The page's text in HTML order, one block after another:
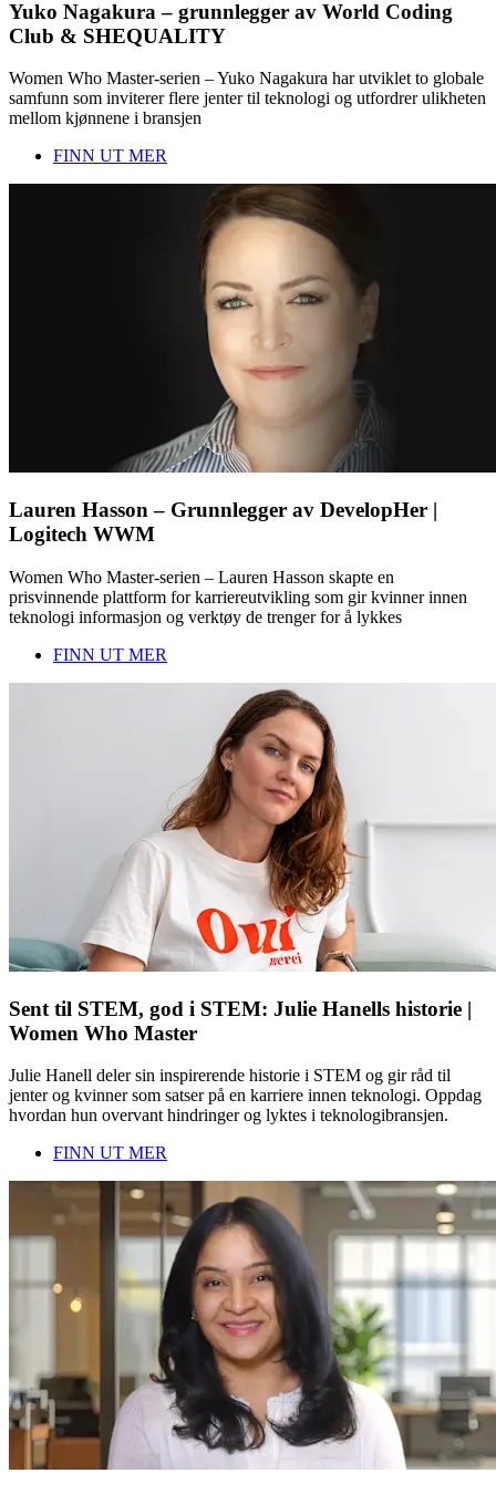
Yuko Nagakura – grunnlegger av World Coding
Club & SHEQUALITY
Women Who Master-serien – Yuko Nagakura har utviklet to globale
samfunn som inviterer flere jenter til teknologi og utfordrer ulikheten
mellom kjønnene i bransjen
FINN UT MER
Lauren Hasson – Grunnlegger av DevelopHer |
Logitech WWM
Women Who Master-serien – Lauren Hasson skapte en
prisvinnende plattform for karriereutvikling som gir kvinner innen
teknologi informasjon og verktøy de trenger for å lykkes
FINN UT MER
Sent til STEM, god i STEM: Julie Hanells historie |
Women Who Master
Julie Hanell deler sin inspirerende historie i STEM og gir råd til
jenter og kvinner som satser på en karriere innen teknologi. Oppdag
hvordan hun overvant hindringer og lyktes i teknologibransjen.
FINN UT MER